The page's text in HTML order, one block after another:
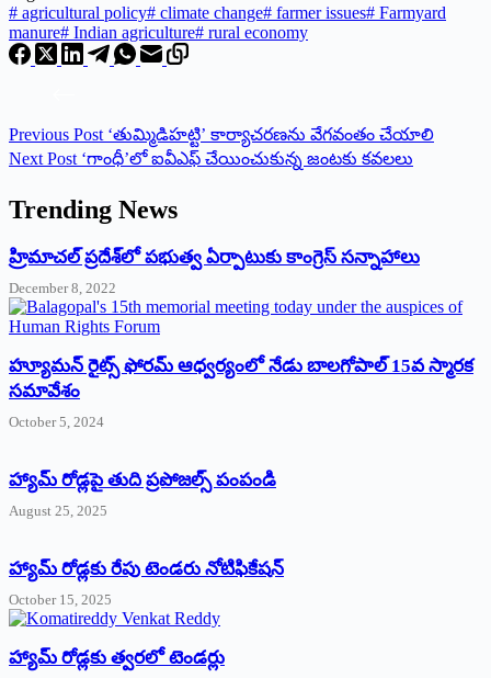
# agricultural policy# climate change# farmer issues# Farmyard
manure# Indian agriculture# rural economy
Previous Post ‘తుమ్మిడిహట్టి’ కార్యాచరణను వేగవంతం చేయాలి
Next Post ‘గాంధీ’లో ఐవీఎఫ్ చేయించుకున్న జంటకు కవలలు
Trending News
‌హ్రిమాచల్‌ ‌ప్రదేశ్‌లో పభుత్వ ఏర్పాటుకు కాంగ్రెస్‌ ‌సన్నాహాలు
December 8, 2022
హ్యూమన్‌ రైట్స్‌ ఫోరమ్‌ ఆధ్వర్యంలో నేడు బాలగోపాల్‌ 15వ స్మారక
సమావేశం
October 5, 2024
హ్యామ్‌ రోడ్లపై తుది ప్రపోజల్స్‌ పంపండి
August 25, 2025
హ్యామ్‌ రోడ్లకు రేపు టెండరు నోటిఫికేషన్‌
October 15, 2025
హ్యామ్‌ రోడ్లకు త్వరలో టెండర్లు